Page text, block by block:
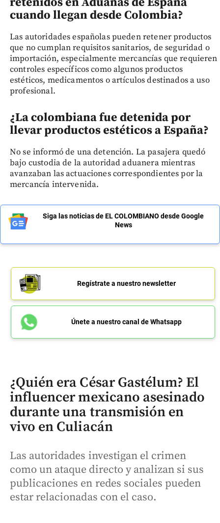
cuando llegan desde Colombia?
Las autoridades españolas pueden retener productos
que no cumplan requisitos sanitarios, de seguridad o
importación, especialmente mercancías que requieren
controles específicos como algunos productos
estéticos, medicamentos o artículos destinados a uso
profesional.
¿La colombiana fue detenida por
llevar productos estéticos a España?
No se informó de una detención. La pasajera quedó
bajo custodia de la autoridad aduanera mientras
avanzaban las actuaciones correspondientes por la
mercancía intervenida.
Siga las noticias de EL COLOMBIANO desde Google
News
Regístrate a nuestro newsletter
Únete a nuestro canal de Whatsapp
¿Quién era César Gastélum? El
influencer mexicano asesinado
durante una transmisión en
vivo en Culiacán
Las autoridades investigan el crimen
como un ataque directo y analizan si sus
publicaciones en redes sociales pueden
estar relacionadas con el caso.